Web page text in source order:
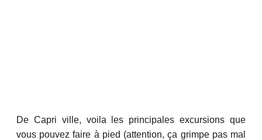
De Capri ville, voila les principales excursions que
vous pouvez faire à pied (attention, ça grimpe pas mal